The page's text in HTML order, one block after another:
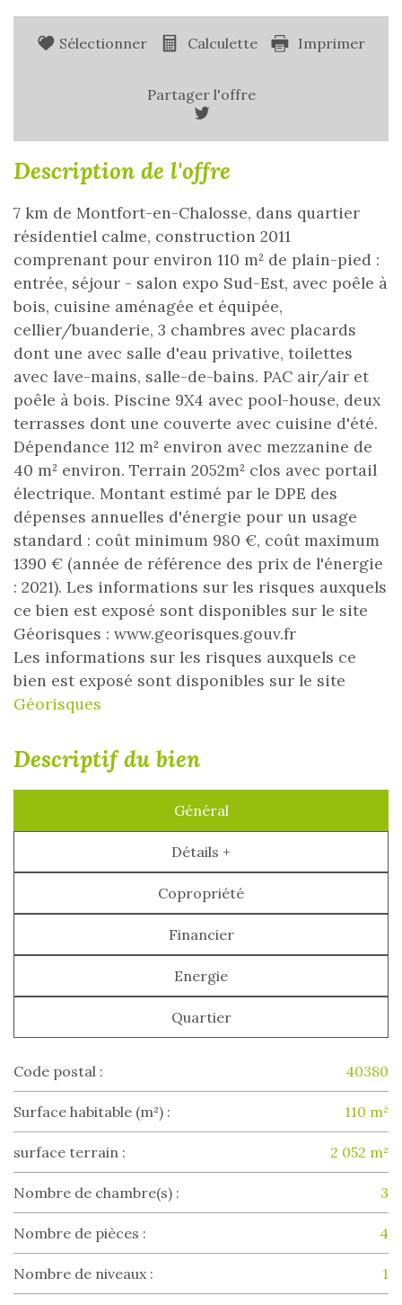
Sélectionner Calculette Imprimer
Partager l'offre
description de l'offre
7 km de Montfort-en-Chalosse, dans quartier
résidentiel calme, construction 2011
comprenant pour environ 110 m² de plain-pied :
entrée, séjour - salon expo Sud-Est, avec poêle à
bois, cuisine aménagée et équipée,
cellier/buanderie, 3 chambres avec placards
dont une avec salle d'eau privative, toilettes
avec lave-mains, salle-de-bains. PAC air/air et
poêle à bois. Piscine 9X4 avec pool-house, deux
terrasses dont une couverte avec cuisine d'été.
Dépendance 112 m² environ avec mezzanine de
40 m² environ. Terrain 2052m² clos avec portail
électrique. Montant estimé par le DPE des
dépenses annuelles d'énergie pour un usage
standard : coût minimum 980 €, coût maximum
1390 € (année de référence des prix de l'énergie
: 2021). Les informations sur les risques auxquels
ce bien est exposé sont disponibles sur le site
Géorisques : www.georisques.gouv.fr
Les informations sur les risques auxquels ce
bien est exposé sont disponibles sur le site
Géorisques
descriptif du bien
Général
Détails +
Copropriété
Financier
Energie
Quartier
Code postal : 40380
Surface habitable (m²) : 110 m²
surface terrain : 2 052 m²
Nombre de chambre(s) : 3
Nombre de pièces : 4
Nombre de niveaux : 1